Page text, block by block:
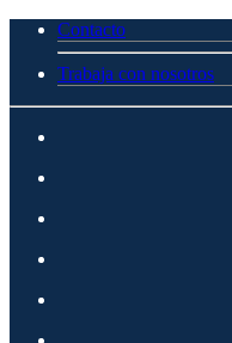
Contacto
Trabaja con nosotros